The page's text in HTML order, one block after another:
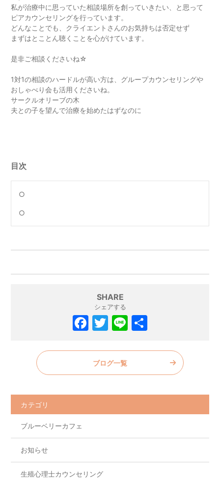
私が治療中に思っていた相談場所を創っていきたい、と思って
ピアカウンセリングを行っています。
どんなことでも、クライエントさんのお気持ちは否定せず
まずはとことん聴くことを心がけています。
是非ご相談くださいね☆
1対1の相談のハードルが高い方は、グループカウンセリングや
おしゃべり会も活用くださいね。
サークルオリーブの木
夫との子を望んで治療を始めたはずなのに
目次
○
○
SHARE
シェアする
F
c
e
o
o
k
T
itt
er
Li
e
ブログ一覧
カテゴリ
ブルーベリーカフェ
お知らせ
生殖心理士カウンセリング